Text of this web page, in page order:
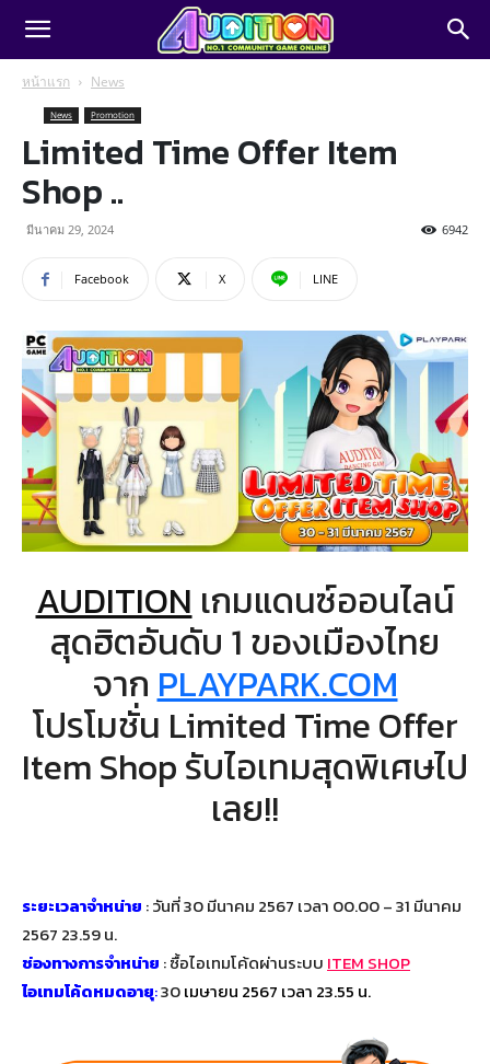
หน้าแรก News
News Promotion
Limited Time Offer Item
Shop ..
มีนาคม 29, 2024 6942
Facebook X LINE
AUDITIONเกมแดนซ์ออนไลน์
สุดฮิตอันดับ 1 ของเมืองไทย
จากPLAYPARK.COM
โปรโมชั่น Limited Time Offer
Item Shop รับไอเทมสุดพิเศษไป
เลย!!
ระยะเวลาจำหน่าย : วันที่ 30 มีนาคม 2567 เวลา 00.00 – 31 มีนาคม
2567 23.59 น.
ช่องทางการจำหน่าย : ซื้อไอเทมโค้ดผ่านระบบ ITEM SHOP
ไอเทมโค้ดหมดอายุ:30เมษายน 2567 เวลา 23.55 น.